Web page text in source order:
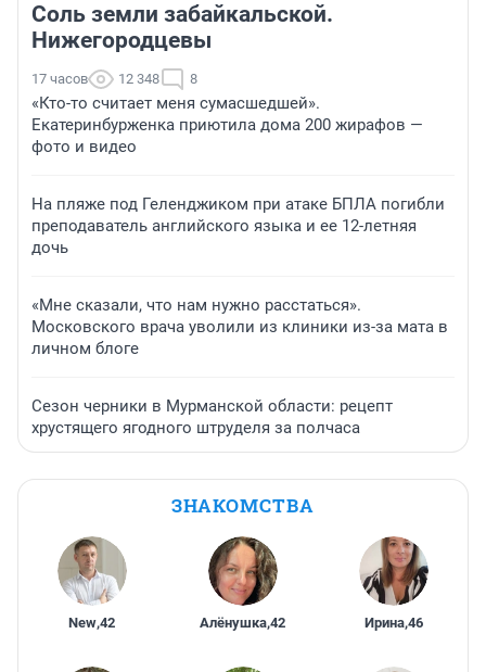
Соль земли забайкальской.
Нижегородцевы
17 часов 12 348 8
«Кто-то считает меня сумасшедшей».
Екатеринбурженка приютила дома 200 жирафов —
фото и видео
На пляже под Геленджиком при атаке БПЛА погибли
преподаватель английского языка и ее 12-летняя
дочь
«Мне сказали, что нам нужно расстаться».
Московского врача уволили из клиники из-за мата в
личном блоге
Сезон черники в Мурманской области: рецепт
хрустящего ягодного штруделя за полчаса
ЗНАКОМСТВА
New,42 Алёнушка,42 Ирина,46